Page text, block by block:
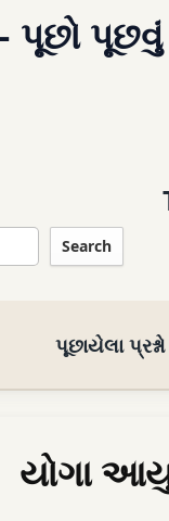
– પૂછો
Search
પૂછાયેલા પ્રશ્નો
યોગા